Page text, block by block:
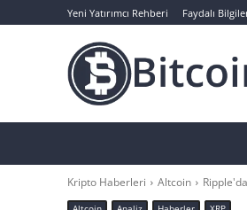
Yeni Yatırımcı Rehberi Faydalı
Kripto Haberleri Altcoin